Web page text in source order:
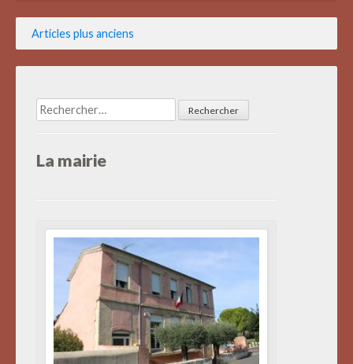
Navigation
des
Articles plus anciens
Rechercher :
La mairie